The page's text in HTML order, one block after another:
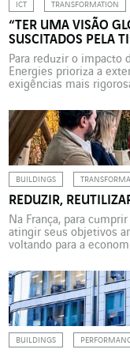
ICT TRANSFORMATION
“TER UMA VISÃO
SUSCITADOS PELA
Para reduzir o impacto
Energies prioriza a
exigências mais
Tessaro, Diretor de
papel da VINCI
promoção da […]
BUILDINGS
REDUZIR,
Na França, para
atingir seus objetivos
voltando para a
participou na Maddy
dos princípios da
durante uma mesa […]
BUILDINGS